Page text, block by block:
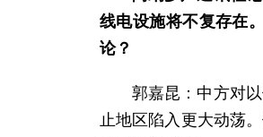
线电设施将不复存在
论？
郭嘉昆：中方对
止地区陷入更大动荡